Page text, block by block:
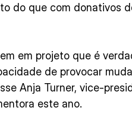
do que com donativos
em projeto que é
de provocar
Anja Turner, vice-
este ano.